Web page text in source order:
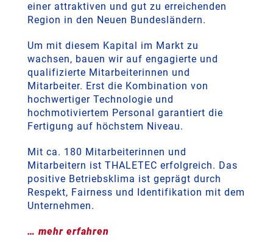
einer attraktiven und gut zu erreichenden
Region in den Neuen Bundesländern.
Um mit diesem Kapital im Markt zu
wachsen, bauen wir auf engagierte und
qualifizierte Mitarbeiterinnen und
Mitarbeiter. Erst die Kombination von
hochwertiger Technologie und
hochmotiviertem Personal garantiert die
Fertigung auf höchstem Niveau.
Mit ca. 180 Mitarbeiterinnen und
Mitarbeitern ist THALETEC erfolgreich. Das
positive Betriebsklima ist geprägt durch
Respekt, Fairness und Identifikation mit dem
Unternehmen.
… mehr erfahren